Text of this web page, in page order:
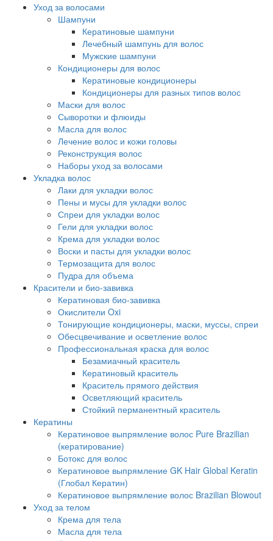
Уход за волосами
Шампуни
Кератиновые шампуни
Лечебный шампунь для волос
Мужские шампуни
Кондиционеры для волос
Кератиновые кондиционеры
Кондиционеры для разных типов волос
Маски для волос
Сыворотки и флюиды
Масла для волос
Лечение волос и кожи головы
Реконструкция волос
Наборы уход за волосами
Укладка волос
Лаки для укладки волос
Пены и мусы для укладки волос
Спреи для укладки волос
Гели для укладки волос
Крема для укладки волос
Воски и пасты для укладки волос
Термозащита для волос
Пудра для объема
Красители и био-завивка
Кератиновая био-завивка
Окислители Oxi
Тонирующие кондиционеры, маски, муссы, спреи
Обесцвечивание и осветление волос
Профессиональная краска для волос
Безамиачный краситель
Кератиновый краситель
Краситель прямого действия
Осветляющий краситель
Стойкий перманентный краситель
Кератины
Кератиновое выпрямление волос Pure Brazilian
(кератирование)
Ботокс для волос
Кератиновое выпрямление GK Hair Global Keratin
(Глобал Кератин)
Кератиновое выпрямление волос Brazilian Blowout
Уход за телом
Крема для тела
Масла для тела